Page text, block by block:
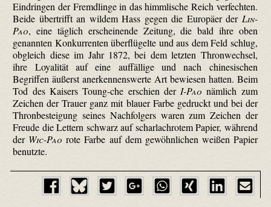
Eindringen der Fremdlinge in das himmlische Reich verfechten.
Beide übertrifft an wildem Hass gegen die Europäer der Lin-
Pao, eine täglich erscheinende Zeitung, die bald ihre oben
genannten Konkurrenten überflügelte und aus dem Feld schlug,
obgleich diese im Jahr 1872, bei dem letzten Thronwechsel,
ihre Loyalität auf eine auffällige und nach chinesischen
Begriffen äußerst anerkennenswerte Art bewiesen hatten. Beim
Tod des Kaisers Toung-che erschien derI-Pao nämlich zum
Zeichen der Trauer ganz mit blauer Farbe gedruckt und bei der
Thronbesteigung seines Nachfolgers waren zum Zeichen der
Freude die Lettern schwarz auf scharlachrotem Papier, während
der Wic-Pao rote Farbe auf dem gewöhnlichen weißen Papier
benutzte.